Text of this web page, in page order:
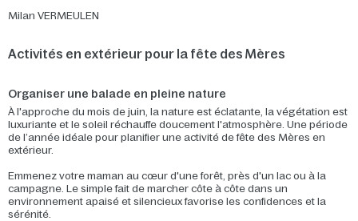
Milan VERMEULEN
Activités en extérieur pour la fête des Mères
Organiser une balade en pleine nature
À l'approche du mois de juin, la nature est éclatante, la végétation est
luxuriante et le soleil réchauffe doucement l'atmosphère. Une période
de l’année idéale pour planifier une activité de fête des Mères en
extérieur.
Emmenez votre maman au cœur d'une forêt, près d'un lac ou à la
campagne. Le simple fait de marcher côte à côte dans un
environnement apaisé et silencieux favorise les confidences et la
sérénité.